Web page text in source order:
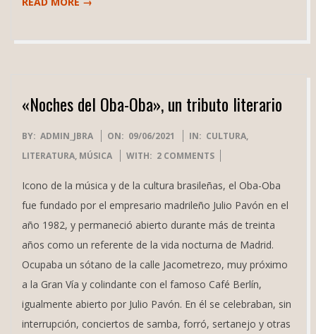
«Noches del Oba-Oba», un tributo literario
2021-
06-
BY: ADMIN_JBRA ON: 09/06/2021 IN: CULTURA,
LITERATURA, MÚSICA WITH: 2 COMMENTS
Icono de la música y de la cultura brasileñas, el Oba-Oba
fue fundado por el empresario madrileño Julio Pavón en el
año 1982, y permaneció abierto durante más de treinta
años como un referente de la vida nocturna de Madrid.
Ocupaba un sótano de la calle Jacometrezo, muy próximo
a la Gran Vía y colindante con el famoso Café Berlín,
igualmente abierto por Julio Pavón. En él se celebraban, sin
interrupción, conciertos de samba, forró, sertanejo y otras